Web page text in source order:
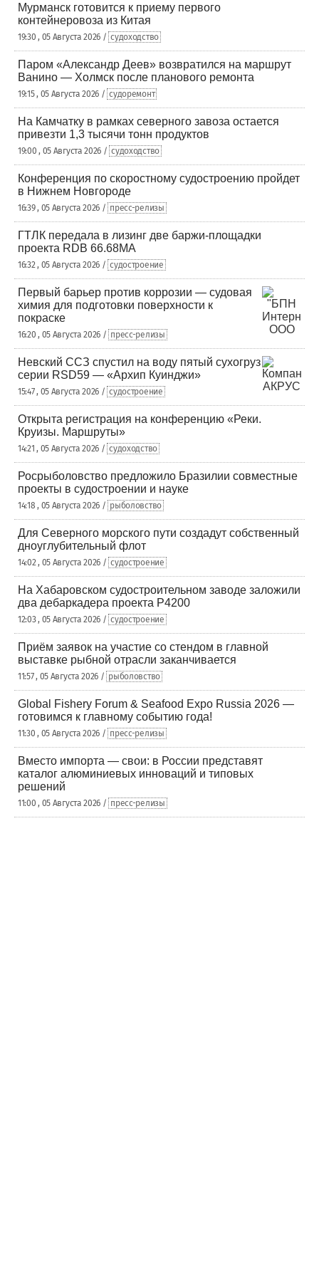
Мурманск готовится к приему первого
контейнеровоза из Китая
19:30 , 05 Августа 2026 / судоходство
Паром «Александр Деев» возвратился на маршрут
Ванино — Холмск после планового ремонта
19:15 , 05 Августа 2026 / судоремонт
На Камчатку в рамках северного завоза остается
привезти 1,3 тысячи тонн продуктов
19:00 , 05 Августа 2026 / судоходство
Конференция по скоростному судостроению пройдет
в Нижнем Новгороде
16:39 , 05 Августа 2026 / пресс-релизы
ГТЛК передала в лизинг две баржи-площадки
проекта RDB 66.68МА
16:32 , 05 Августа 2026 / судостроение
Первый барьер против коррозии — судовая
химия для подготовки поверхности к
покраске
16:20 , 05 Августа 2026 / пресс-релизы
Невский ССЗ спустил на воду пятый сухогруз
серии RSD59 — «Архип Куинджи»
15:47 , 05 Августа 2026 / судостроение
Открыта регистрация на конференцию «Реки.
Круизы. Маршруты»
14:21 , 05 Августа 2026 / судоходство
Росрыболовство предложило Бразилии совместные
проекты в судостроении и науке
14:18 , 05 Августа 2026 / рыболовство
Для Северного морского пути создадут собственный
дноуглубительный флот
14:02 , 05 Августа 2026 / судостроение
На Хабаровском судостроительном заводе заложили
два дебаркадера проекта Р4200
12:03 , 05 Августа 2026 / судостроение
Приём заявок на участие со стендом в главной
выставке рыбной отрасли заканчивается
11:57 , 05 Августа 2026 / рыболовство
Global Fishery Forum & Seafood Expo Russia 2026 —
готовимся к главному событию года!
11:30 , 05 Августа 2026 / пресс-релизы
Вместо импорта — свои: в России представят
каталог алюминиевых инноваций и типовых
решений
11:00 , 05 Августа 2026 / пресс-релизы